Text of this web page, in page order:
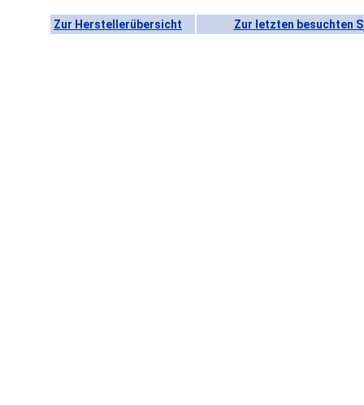
Zur Herstellerübersicht Zur letzten besuchten